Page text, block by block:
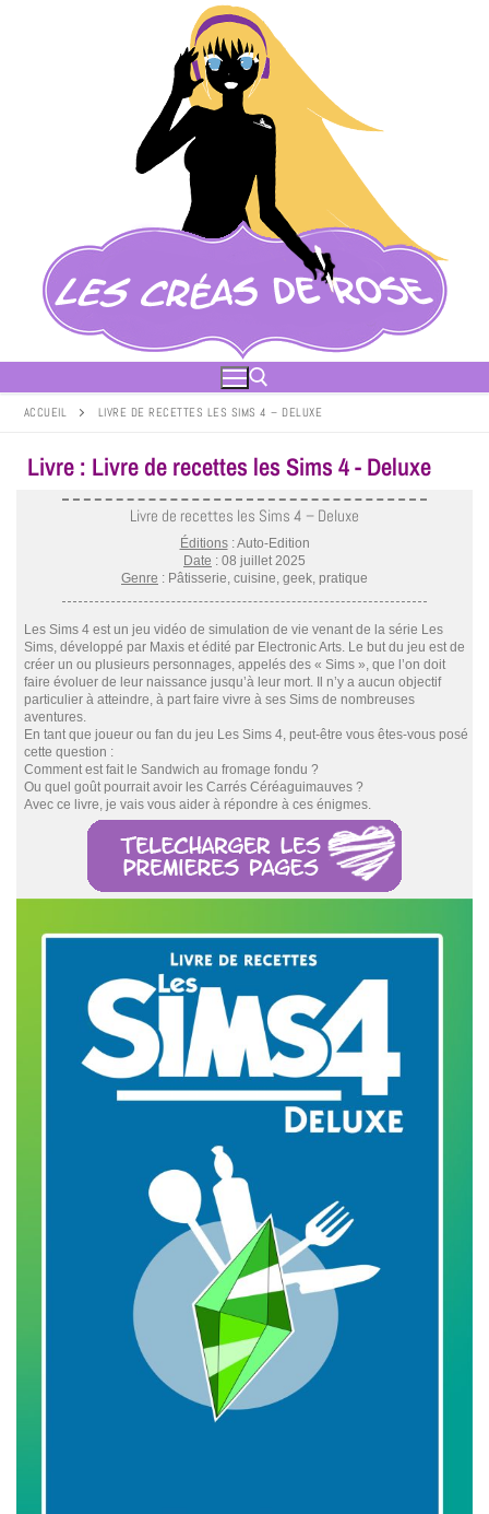
ACCUEIL LIVRE DE RECETTES LES SIMS 4 – DELUXE
Livre : Livre de recettes les Sims 4 - Deluxe
Livre de recettes les Sims 4 – Deluxe
Éditions: Auto-Edition
Date : 08 juillet 2025
Genre : Pâtisserie, cuisine, geek, pratique
Les Sims 4 est un jeu vidéo de simulation de vie venant de la série Les
Sims, développé par Maxis et édité par Electronic Arts. Le but du jeu est de
créer un ou plusieurs personnages, appelés des « Sims », que l’on doit
faire évoluer de leur naissance jusqu’à leur mort. Il n’y a aucun objectif
particulier à atteindre, à part faire vivre à ses Sims de nombreuses
aventures.
En tant que joueur ou fan du jeu Les Sims 4, peut-être vous êtes-vous posé
cette question :
Comment est fait le Sandwich au fromage fondu ?
Ou quel goût pourrait avoir les Carrés Céréaguimauves ?
Avec ce livre, je vais vous aider à répondre à ces énigmes.